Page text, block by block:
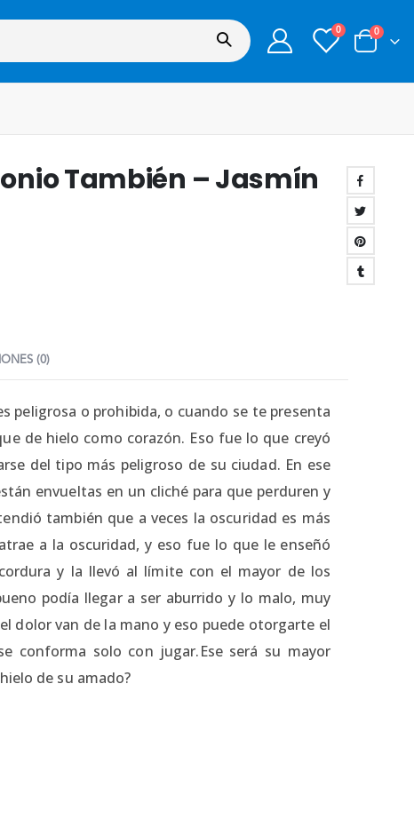
0 0
También – Jasmín
(0)
peligrosa o prohibida, o cuando se te presenta
de hielo como corazón. Eso fue lo que creyó
del tipo más peligroso de su ciudad. En ese
envueltas en un cliché para que perduren y
también que a veces la oscuridad es más
a la oscuridad, y eso fue lo que le enseñó
y la llevó al límite con el mayor de los
podía llegar a ser aburrido y lo malo, muy
dolor van de la mano y eso puede otorgarte el
conforma solo con jugar.Ese será su mayor
de su amado?